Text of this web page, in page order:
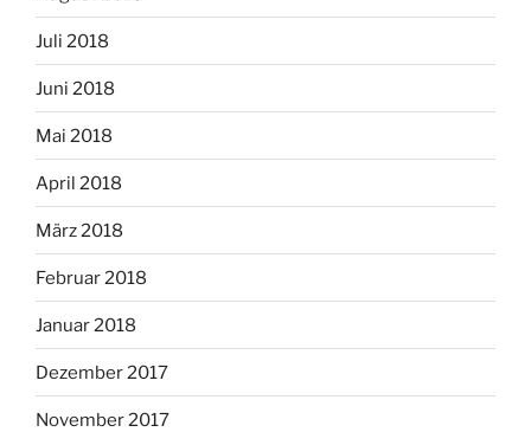
Juli 2018
Juni 2018
Mai 2018
April 2018
März 2018
Februar 2018
Januar 2018
Dezember 2017
November 2017